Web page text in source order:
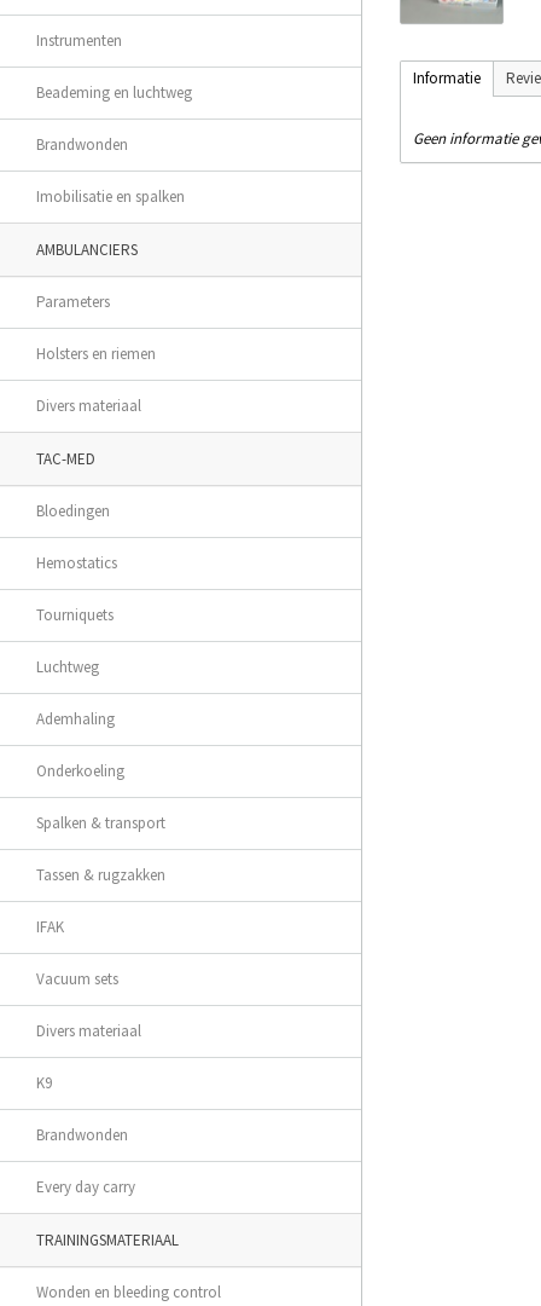
Instrumenten
Beademing en luchtweg
Brandwonden
Imobilisatie en spalken
AMBULANCIERS
Parameters
Holsters en riemen
Divers materiaal
TAC-MED
Bloedingen
Hemostatics
Tourniquets
Luchtweg
Ademhaling
Onderkoeling
Spalken & transport
Tassen & rugzakken
IFAK
Vacuum sets
Divers materiaal
K9
Brandwonden
Every day carry
TRAININGSMATERIAAL
Wonden en bleeding control
Informatie
Geen informatie